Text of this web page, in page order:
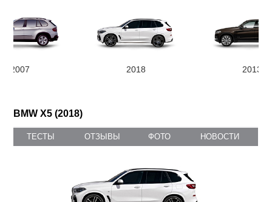
2007 2018 2013
BMW X5 (2018)
ТЕСТЫ ОТЗЫВЫ ФОТО НОВОСТИ